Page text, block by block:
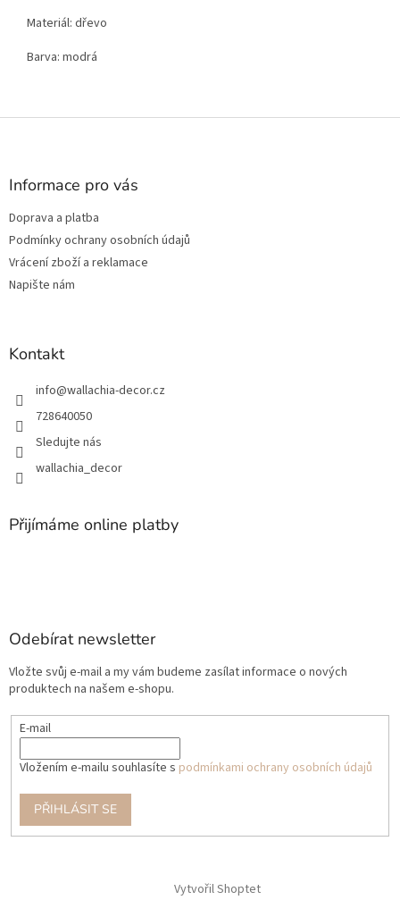
Materiál: dřevo
Barva: modrá
Z
Informace pro vás
Doprava a platba
Podmínky ochrany osobních údajů
Vrácení zboží a reklamace
Napište nám
Kontakt
info@wallachia-decor.cz
728640050
Sledujte nás
wallachia_decor
Přijímáme online platby
Odebírat newsletter
Vložte svůj e-mail a my vám budeme zasílat informace o nových
produktech na našem e-shopu.
E-mail
Vložením e-mailu souhlasíte s podmínkami ochrany osobních údajů
PŘIHLÁSIT SE
Vytvořil Shoptet